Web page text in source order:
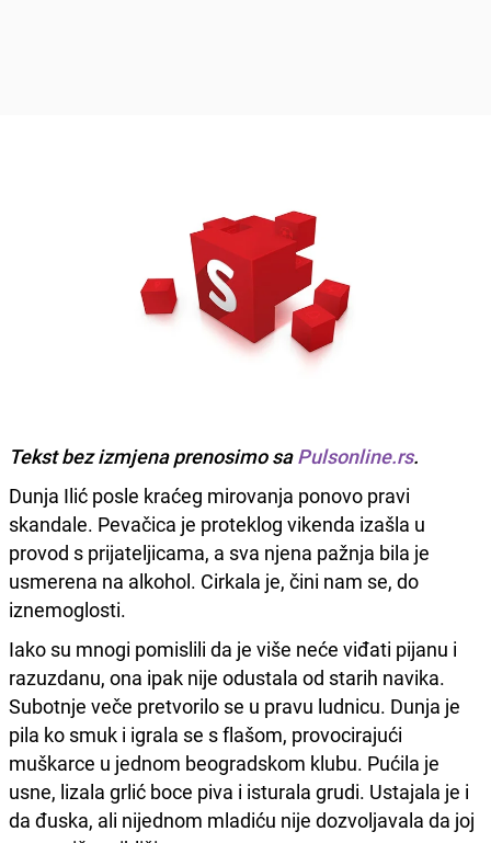
Tekst bez izmjena prenosimo saPulsonline.rs.
Dunja Ilić posle kraćeg mirovanja ponovo pravi
skandale. Pevačica je proteklog vikenda izašla u
provod s prijateljicama, a sva njena pažnja bila je
usmerena na alkohol. Cirkala je, čini nam se, do
iznemoglosti.
Iako su mnogi pomislili da je više neće viđati pijanu i
razuzdanu, ona ipak nije odustala od starih navika.
Subotnje veče pretvorilo se u pravu ludnicu. Dunja je
pila ko smuk i igrala se s flašom, provocirajući
muškarce u jednom beogradskom klubu. Pućila je
usne, lizala grlić boce piva i isturala grudi. Ustajala je i
da đuska, ali nijednom mladiću nije dozvoljavala da joj